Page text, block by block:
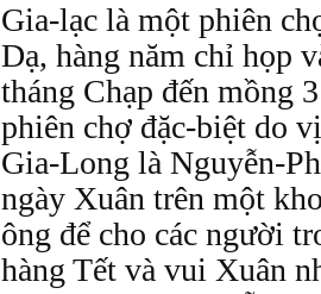
Gia-lạc là một phiên
Dạ, hàng năm chỉ họp
tháng Chạp đến mồng
phiên chợ đặc-biệt do
Gia-Long là Nguyễn-
ngày Xuân trên một
ông để cho các người
hàng Tết và vui Xuân